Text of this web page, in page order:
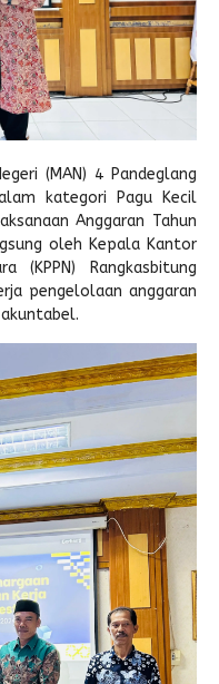
(MAN) 4 Pandeglang
kategori Pagu Kecil
Anggaran Tahun
oleh Kepala Kantor
(KPPN) Rangkasbitung
pengelolaan anggaran